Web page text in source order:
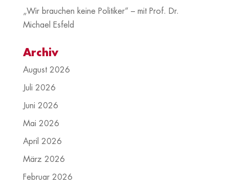
„Wir brauchen keine Politiker“ – mit Prof. Dr.
Michael Esfeld
Archiv
August 2026
Juli 2026
Juni 2026
Mai 2026
April 2026
März 2026
Februar 2026